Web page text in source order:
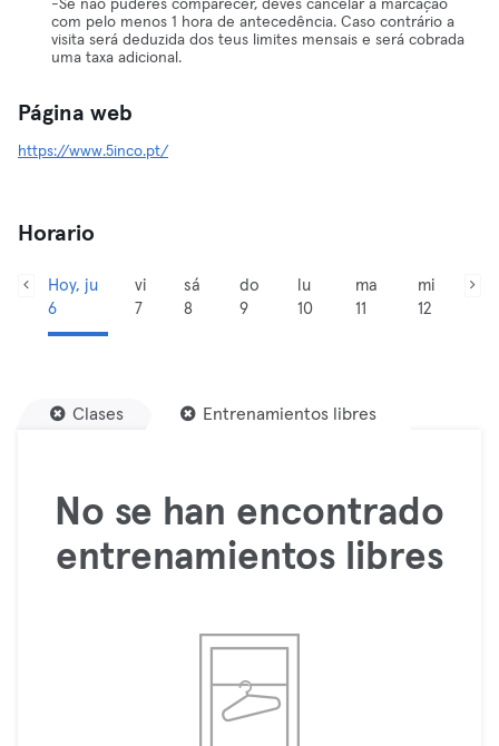
-Se não puderes comparecer, deves cancelar a marcação
com pelo menos 1 hora de antecedência. Caso contrário a
visita será deduzida dos teus limites mensais e será cobrada
uma taxa adicional.
Página web
https://www.5inco.pt/
Horario
Hoy, ju
6
vi
7
sá
8
do
9
lu
10
ma
11
mi
12
Clases Entrenamientos libres
No se han encontrado
entrenamientos libres